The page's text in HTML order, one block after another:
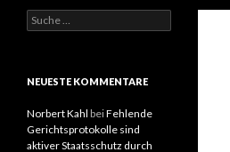
u
e
a
c
h
NEUESTE KOMMENTARE
Norbert Kahl beiFehlende
Gerichtsprotokolle sind
aktiver Staatsschutz durch